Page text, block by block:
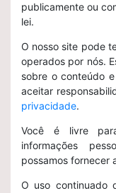
publicamente ou
lei.
O nosso site pode
operados por nós.
sobre o conteúdo
aceitar
privacidade.
Você é livre
informações
possamos fornecer
O uso continuado